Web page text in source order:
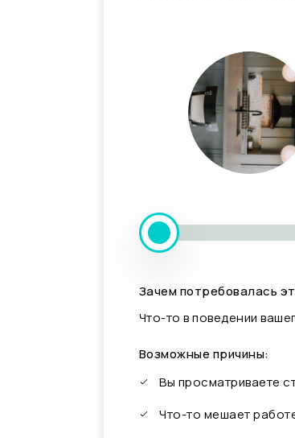
Зачем потребовалась
Что-то в поведении
Возможные причины:
Вы просматриваете
Что-то мешает